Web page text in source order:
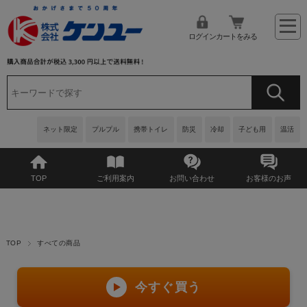
ネット限定 プルプル 携帯トイレ 防災 冷却 子ども用 温活
ログインカートをみる
TOP ご利用案内 お問い合わせ お客様のお声
TOP すべての商品
今すぐ買う